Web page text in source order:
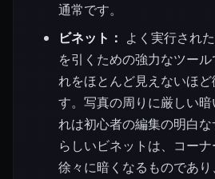
通常です。
ビネット： よく実行され
を引くための強力なツー
れをほとんど見えないほ
す。写真の周りに厳しい
れは初心者の編集の明白
らしいビネットは、コーナ
徐々に暗くなるものであ